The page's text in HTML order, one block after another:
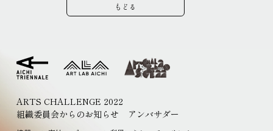
もどる
ARTS CHALLENGE 2022
組織委員会からのお知らせ
アンバサダー